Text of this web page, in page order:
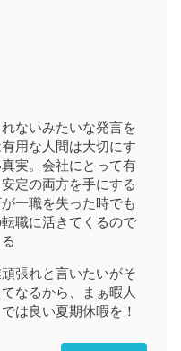
ないみたいな発言を
用な人間は大切にす
実。会社にとって有
定の両方を手にする
一職を失った時でも
職に活きてくるので
張れと言いたいがそ
なるから、まぁ暇人
は良い夏期休暇を！